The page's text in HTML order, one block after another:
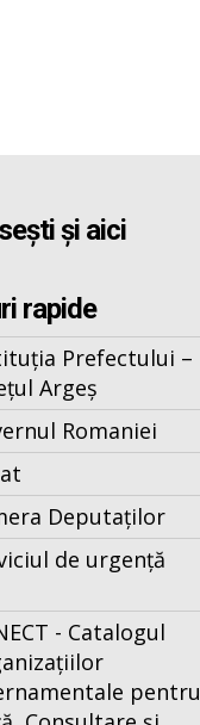
și aici
rapide
Prefectului –
Argeș
Romaniei
Deputaților
de urgență
- Catalogul
pentru